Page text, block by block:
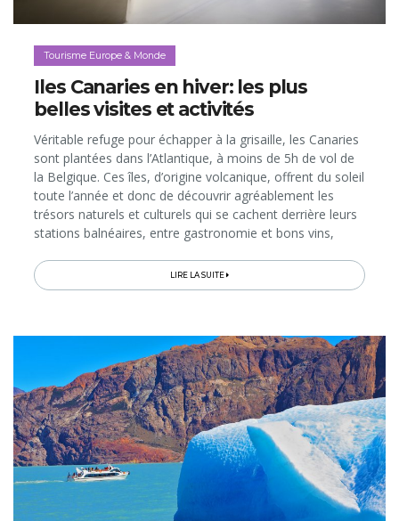
Tourisme Europe & Monde
Iles Canaries en hiver: les plus
belles visites et activités
Véritable refuge pour échapper à la grisaille, les Canaries
sont plantées dans l’Atlantique, à moins de 5h de vol de
la Belgique. Ces îles, d’origine volcanique, offrent du soleil
toute l’année et donc de découvrir agréablement les
trésors naturels et culturels qui se cachent derrière leurs
stations balnéaires, entre gastronomie et bons vins,
LIRE LA SUITE